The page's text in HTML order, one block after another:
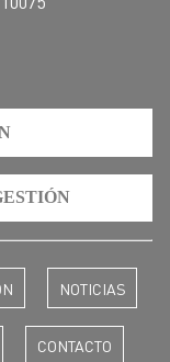
NOTICIAS
CONTACTO